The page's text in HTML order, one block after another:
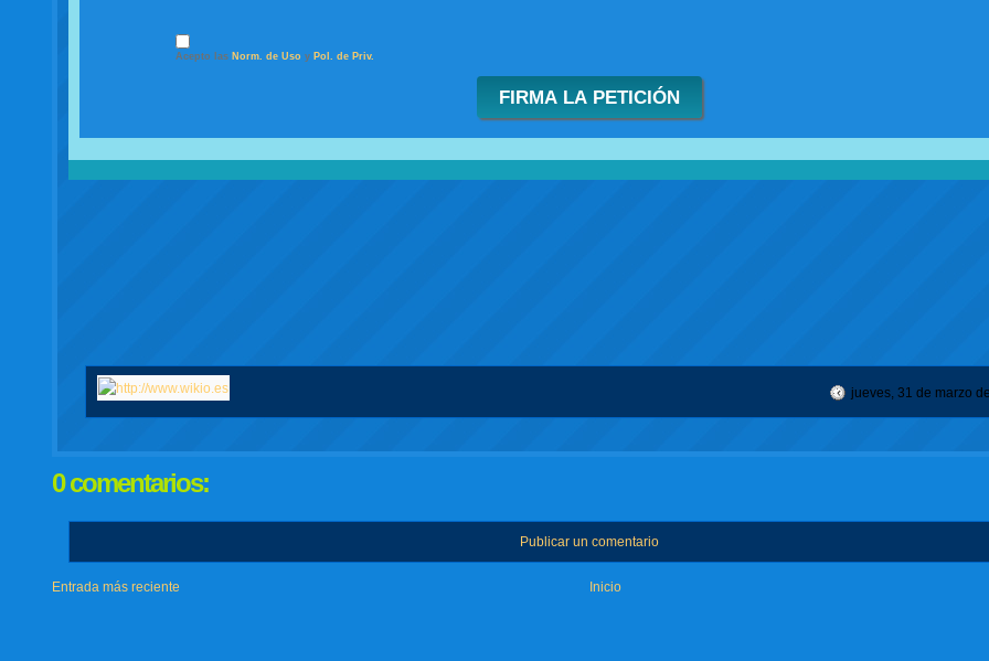
Acepto las Norm. de Uso y Pol. de Priv.
jueves, 31 de marzo
0 comentarios:
Publicar un comentario
Entrada más reciente Inicio